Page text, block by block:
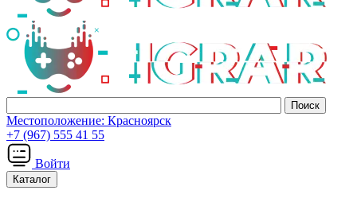
Местоположение: Красноярск
+7 (967) 555 41 55
Войти
Каталог